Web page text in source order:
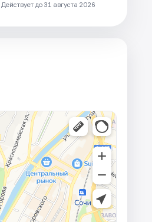
Действует до 31 августа 2026